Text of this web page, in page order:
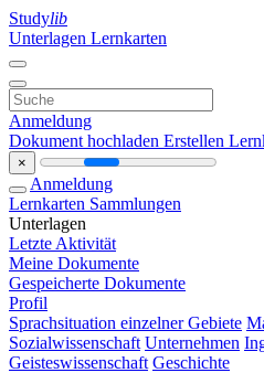
Studylib
Unterlagen Lernkarten
Anmeldung
Dokument hochladen Erstellen
×
Anmeldung
Lernkarten Sammlungen
Unterlagen
Letzte Aktivität
Meine Dokumente
Gespeicherte Dokumente
Profil
Sprachsituation einzelner Gebiete
Sozialwissenschaft Unternehmen
Geisteswissenschaft Geschichte